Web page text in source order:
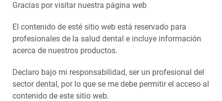
Gracias por visitar nuestra página web
El contenido de esté sitio web está reservado para
profesionales de la salud dental e incluye información
acerca de nuestros productos.
Declaro bajo mi responsabilidad, ser un profesional del
sector dental, por lo que se me debe permitir el acceso al
contenido de este sitio web.